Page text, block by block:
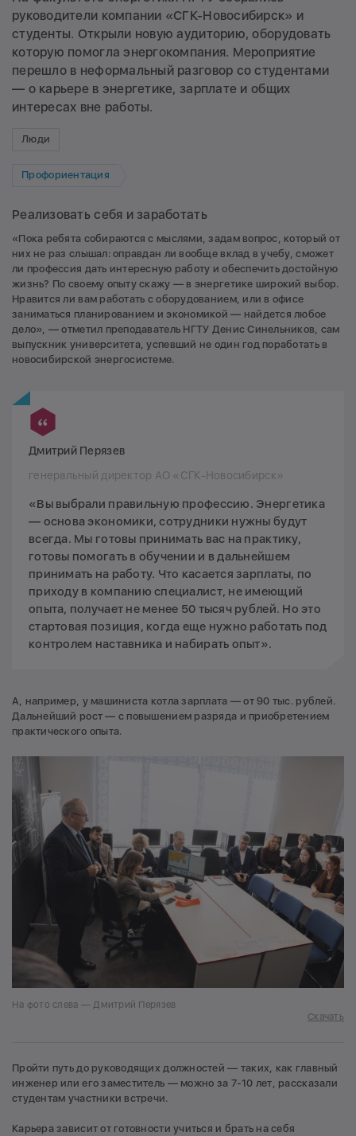
руководители компании «СГК-Новосибирск» и
студенты. Открыли новую аудиторию, оборудовать
которую помогла энергокомпания. Мероприятие
перешло в неформальный разговор со студентами
— о карьере в энергетике, зарплате и общих
интересах вне работы.
Люди
Профориентация
Реализовать себя и заработать
«Пока ребята собираются с мыслями, задам вопрос, который от
них не раз слышал: оправдан ли вообще вклад в учебу, сможет
ли профессия дать интересную работу и обеспечить достойную
жизнь? По своему опыту скажу — в энергетике широкий выбор.
Нравится ли вам работать с оборудованием, или в офисе
заниматься планированием и экономикой — найдется любое
дело», — отметил преподаватель НГТУ Денис Синельников, сам
выпускник университета, успевший не один год поработать в
новосибирской энергосистеме.
Дмитрий Перязев
генеральный директор АО «СГК-Новосибирск»
«Вы выбрали правильную профессию. Энергетика
— основа экономики, сотрудники нужны будут
всегда. Мы готовы принимать вас на практику,
готовы помогать в обучении и в дальнейшем
принимать на работу. Что касается зарплаты, по
приходу в компанию специалист, не имеющий
опыта, получает не менее 50 тысяч рублей. Но это
стартовая позиция, когда еще нужно работать под
контролем наставника и набирать опыт».
А, например, у машиниста котла зарплата — от 90 тыс. рублей.
Дальнейший рост — с повышением разряда и приобретением
практического опыта.
На фото слева — Дмитрий Перязев
Скачать
Пройти путь до руководящих должностей — таких, как главный
инженер или его заместитель — можно за 7-10 лет, рассказали
студентам участники встречи.
Карьера зависит от готовности учиться и брать на себя